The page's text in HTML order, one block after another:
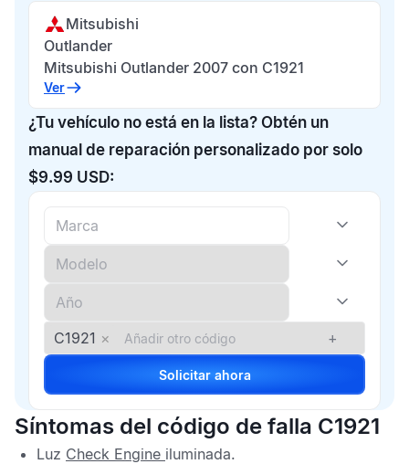
Mitsubishi
Outlander
Mitsubishi Outlander 2007 con C1921
Ver
¿Tu vehículo no está en la lista? Obtén un
manual de reparación personalizado por solo
$9.99 USD:
C1921 × +
Solicitar ahora
Síntomas del código de falla C1921
Luz Check Engine iluminada.